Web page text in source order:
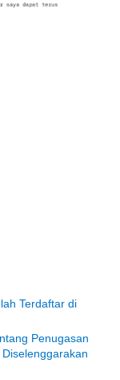
Terdaftar di
Penugasan